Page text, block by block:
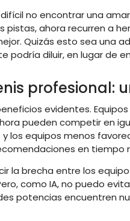
no encontrar una
pistas, ahora recurren a
Quizás esto sea una
podría diluir, en lugar de
profesional:
evidentes.
pueden competir en
los equipos menos
en tiempo
la brecha entre los
como IA, no puedo
potencias encuentren